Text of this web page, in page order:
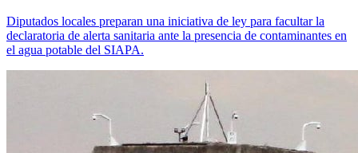
Diputados locales preparan una iniciativa de ley para facultar la
declaratoria de alerta sanitaria ante la presencia de contaminantes en
el agua potable del SIAPA.